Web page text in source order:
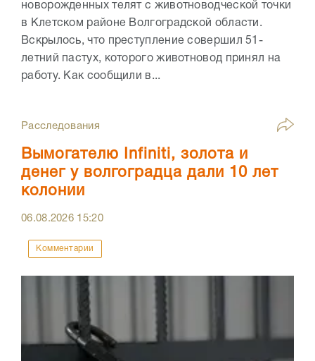
новорожденных телят с животноводческой точки
в Клетском районе Волгоградской области.
Вскрылось, что преступление совершил 51-
летний пастух, которого животновод принял на
работу. Как сообщили в...
Расследования
Вымогателю Infiniti, золота и
денег у волгоградца дали 10 лет
колонии
06.08.2026 15:20
Комментарии